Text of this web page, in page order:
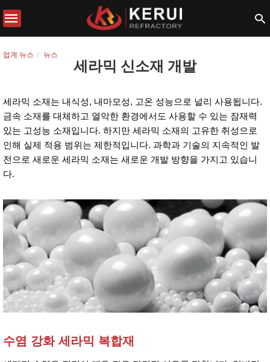
업계 뉴스 뉴스
세라믹 신소재 개발
세라믹 소재는 내식성, 내마모성, 고온 성능으로 널리 사용됩니다.
금속 소재를 대체하고 열악한 환경에서도 사용할 수 있는 잠재력
있는 고성능 소재입니다. 하지만 세라믹 소재의 고유한 취성으로
인해 실제 적용 범위는 제한적입니다. 과학과 기술의 지속적인 발
전으로 새로운 세라믹 소재는 새로운 개발 방향을 가지고 있습니
다.
수염 강화 세라믹 복합재